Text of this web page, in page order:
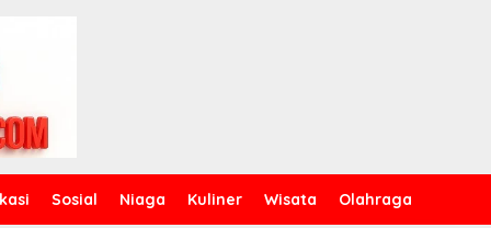
Sosial Niaga Kuliner Wisata Olahraga